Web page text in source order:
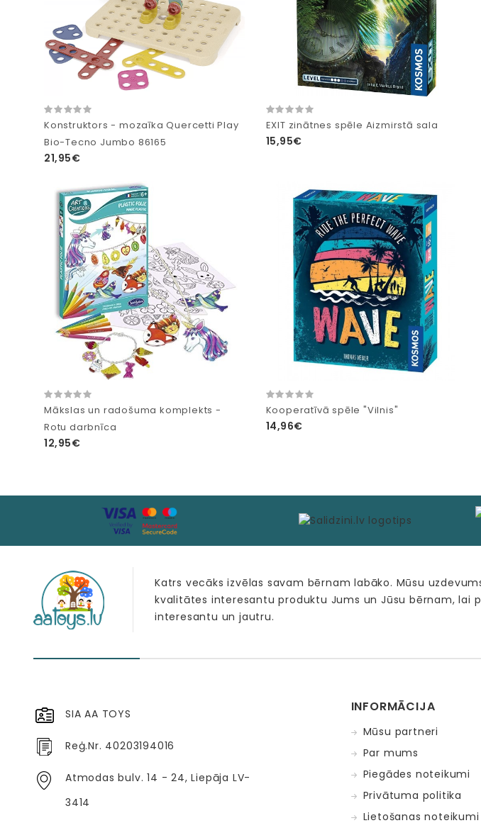
Konstruktors - mozaīka Quercetti Play
Bio-Tecno Jumbo 86165
21,95€
EXIT zinātnes spēle Aizmirstā sala
15,95€
Mākslas un radošuma komplekts -
Rotu darbnīca
12,95€
Kooperatīvā spēle "Vilnis"
14,96€
Katrs vecāks izvēlas savam bērnam labāko. Mūsu
kvalitātes interesantu produktu Jums un Jūsu bērnam, lai
interesantu un jautru.
SIA AA TOYS
Reģ.Nr. 40203194016
Atmodas bulv. 14 - 24, Liepāja LV-
3414
INFORMĀCIJA
Mūsu partneri
Par mums
Piegādes noteikumi
Privātuma politika
Lietošanas noteikumi